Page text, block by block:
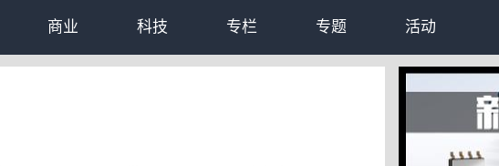
商业 科技 专栏 专题 活动